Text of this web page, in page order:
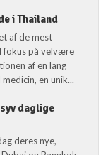
i Thailand
af de mest
fokus på velvære
af en lang
en unik...
daglige
deres nye,